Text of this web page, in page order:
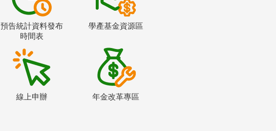
預告統計資料發布
時間表
學產基金資源區
線上申辦 年金改革專區